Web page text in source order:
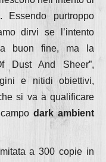
Essendo purtroppo
dirvi se l’intento
a buon fine, ma la
Dust And Sheer”,
e nitidi obiettivi,
si va a qualificare
dark ambient
a 300 copie in